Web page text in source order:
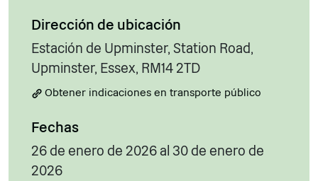
Dirección de ubicación
Estación de Upminster, Station Road,
Upminster, Essex, RM14 2TD
Obtener indicaciones en transporte público
Fechas
26 de enero de 2026 al 30 de enero de
2026